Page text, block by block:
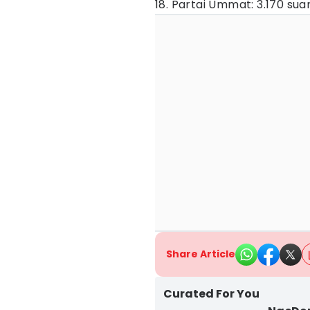
18. Partai Ummat: 3.170
Share Article
Curated For You